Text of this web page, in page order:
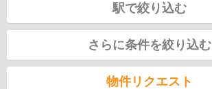
駅で絞り込む
さらに条件を絞り込む
物件リクエスト